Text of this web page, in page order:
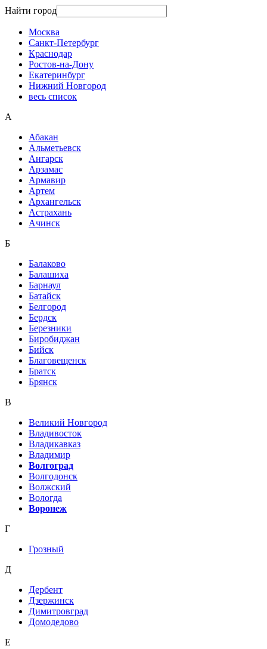
Найти город
Москва
Санкт-Петербург
Краснодар
Ростов-на-Дону
Екатеринбург
Нижний Новгород
весь список
А
Абакан
Альметьевск
Ангарск
Арзамас
Армавир
Артем
Архангельск
Астрахань
Ачинск
Б
Балаково
Балашиха
Барнаул
Батайск
Белгород
Бердск
Березники
Биробиджан
Бийск
Благовещенск
Братск
Брянск
В
Великий Новгород
Владивосток
Владикавказ
Владимир
Волгоград
Волгодонск
Волжский
Вологда
Воронеж
Г
Грозный
Д
Дербент
Дзержинск
Димитровград
Домодедово
Е